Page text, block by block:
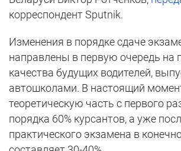
корреспондент Sputnik.
Изменения в порядке сдаче
направлены в первую очередь на
качества будущих водителей,
автошколами. В настоящий
теоретическую часть с первого
порядка 60% курсантов, а уже
практического экзамена в